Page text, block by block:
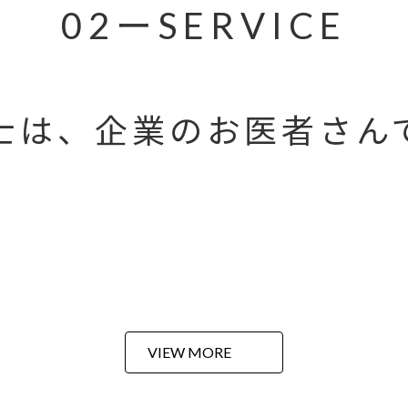
02ーSERVICE
は、企業のお医者さん
VIEW MORE